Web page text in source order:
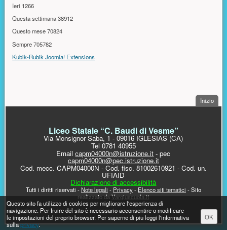
Messaggio di avviso
Questo sito fa utilizzo di cookies per migliorare l'esperienza di
navigazione. Per fruire del sito è necessario acconsentire o modificare
le impostazioni del proprio browser. Per saperne di piu leggi l'informativa
sullaprivacy.
OK
Ieri 1266
Questa settimana38912
Questo mese70824
Sempre705782
Kubik-Rubik Joomla! Extensions
Inizio.
Liceo Statale “C. Baudi di Vesme”
Via Monsignor Saba, 1 - 09016 IGLESIAS (CA)
Tel 0781 40955
Emailcapm04000n@istruzione.it - pec
capm04000n@pec.istruzione.it
Cod. mecc. CAPM04000N - Cod. fisc. 81002610921 - Cod. un.
UFIAID
Dichiarazione di accessibilità
Tutti i diritti riservati -Note legali - Privacy- Elenco siti tematici - Sito
realizzato daVargiuscuola.it